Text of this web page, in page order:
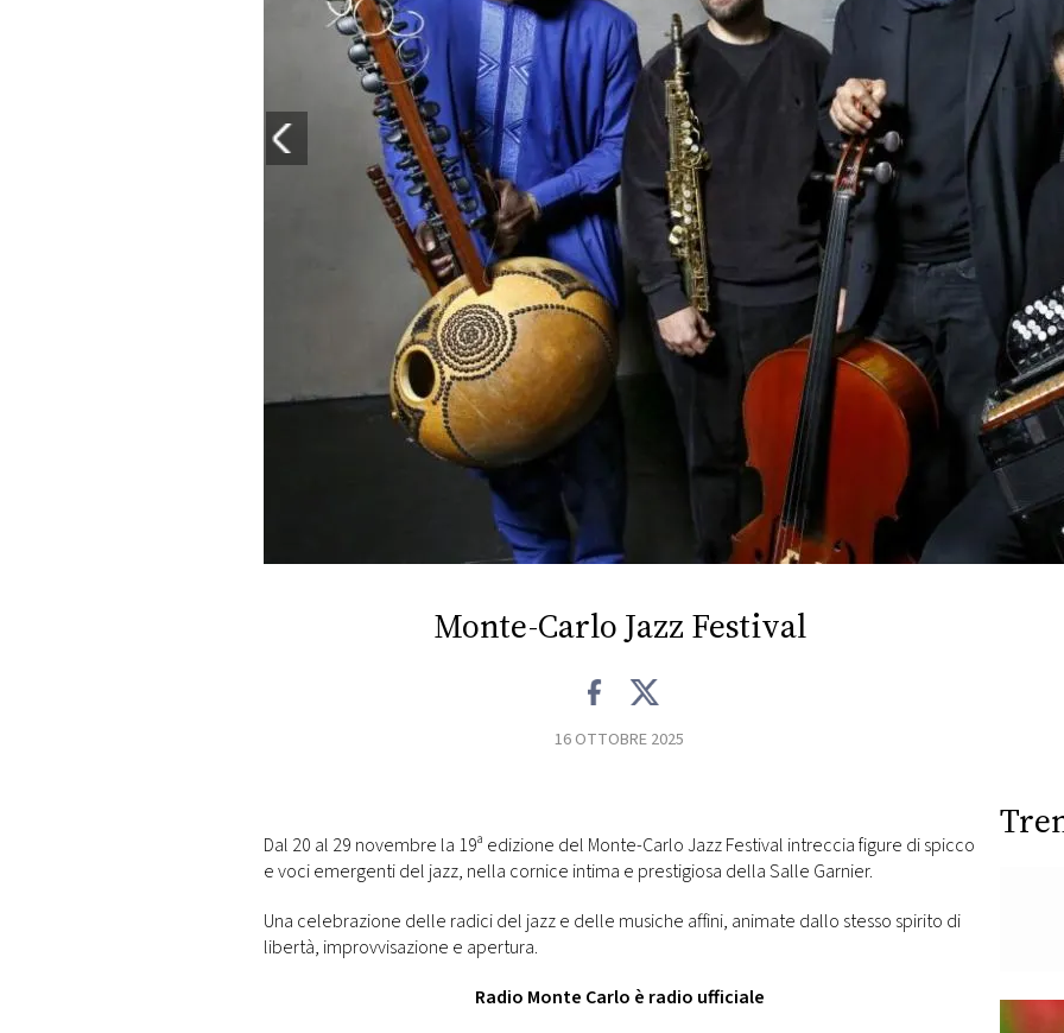
FOTO
TV
Monte-Carlo Jazz Festival
16 OTTOBRE 2025
Dal 20 al 29 novembre la 19ª edizione del Monte-Carlo Jazz Festival intreccia figure di spicco
e voci emergenti del jazz, nella cornice intima e prestigiosa della Salle Garnier.
Una celebrazione delle radici del jazz e delle musiche affini, animate dallo stesso spirito di
libertà, improvvisazione e apertura.
Radio Monte Carlo è radio ufficiale